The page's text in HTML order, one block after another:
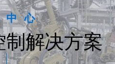
中心
解决方案